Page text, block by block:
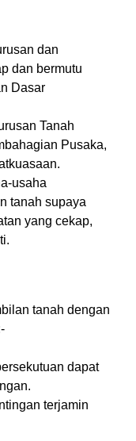
dan
dan bermutu
Dasar
Tanah
Pusaka,
usaha
tanah supaya
yang cekap,
tanah dengan
dapat
terjamin